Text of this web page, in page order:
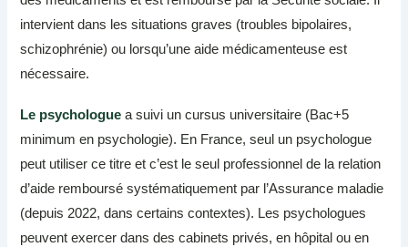
intervient dans les situations graves (troubles bipolaires,
schizophrénie) ou lorsqu’une aide médicamenteuse est
nécessaire.
Le psychologue a suivi un cursus universitaire (Bac+5
minimum en psychologie). En France, seul un psychologue
peut utiliser ce titre et c’est le seul professionnel de la relation
d’aide remboursé systématiquement par l’Assurance maladie
(depuis 2022, dans certains contextes). Les psychologues
peuvent exercer dans des cabinets privés, en hôpital ou en